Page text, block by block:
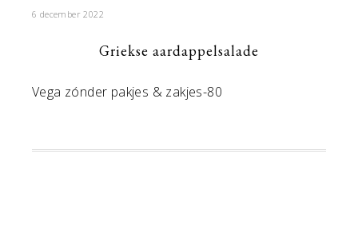
6 december 2022
Griekse aardappelsalade
Vega zónder pakjes & zakjes-80